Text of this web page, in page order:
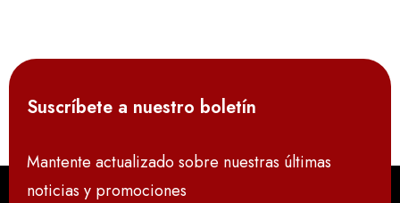
Suscríbete a nuestro boletín
Mantente actualizado sobre nuestras últimas
noticias y promociones